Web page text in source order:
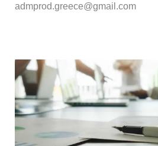
admprod.greece@gmail.com